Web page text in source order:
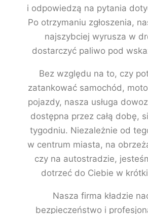
i odpowiedzą na pytania
Po otrzymaniu zgłoszenia,
najszybciej wyrusza w
dostarczyć paliwo pod
Bez względu na to, czy
zatankować samochód,
pojazdy, nasza usługa
dostępna przez całą dobę,
tygodniu. Niezależnie od
w centrum miasta, na
czy na autostradzie,
dotrzeć do Ciebie w
Nasza firma kładzie
bezpieczeństwo i